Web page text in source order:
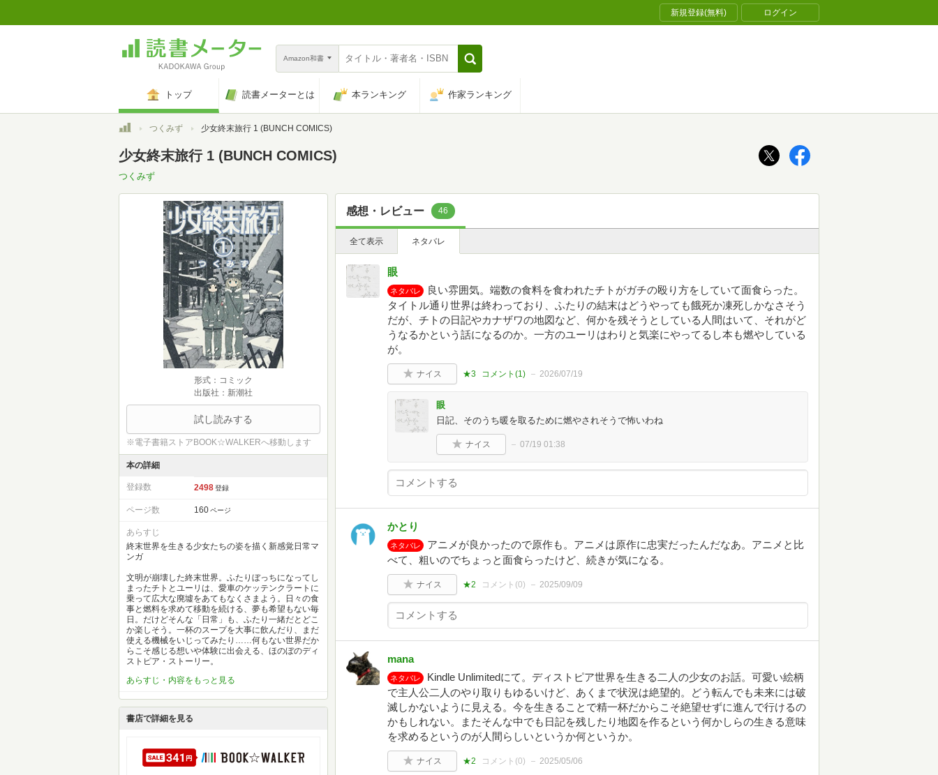
新規登録(無料) ログイン
Amazon和書
トップ 読書メーターとは 本ランキング 作家ランキング
トップつくみず 少女終末旅行 1 (BUNCH COMICS)
少女終末旅行 1 (BUNCH COMICS)
つくみず
形式：コミック
出版社：新潮社
試し読みする
※電子書籍ストアBOOK☆WALKERへ移動します
本の詳細
登録数 2498 登録
ページ数 160 ページ
あらすじ
終末世界を生きる少女たちの姿を描く新感覚日常マ
ンガ
文明が崩壊した終末世界。ふたりぼっちになってし
まったチトとユーリは、愛車のケッテンクラートに
乗って広大な廃墟をあてもなくさまよう。日々の食
事と燃料を求めて移動を続ける、夢も希望もない毎
日。だけどそんな「日常」も、ふたり一緒だとどこ
か楽しそう。一杯のスープを大事に飲んだり、まだ
使える機械をいじってみたり……何もない世界だか
らこそ感じる想いや体験に出会える、ほのぼのディ
ストピア・ストーリー。
あらすじ・内容をもっと見る
書店で詳細を見る
感想・レビュー 46
全て表示 ネタバレ
眼
ネタバレ
良い雰囲気。端数の食料を食われたチトがガチの殴り方をしていて面食らった。
タイトル通り世界は終わっており、ふたりの結末はどうやっても餓死か凍死しかなさそう
だが、チトの日記やカナザワの地図など、何かを残そうとしている人間はいて、それがど
うなるかという話になるのか。一方のユーリはわりと気楽にやってるし本も燃やしている
が。
ナイス ★3 コメント(1) 2026/07/19
眼
日記、そのうち暖を取るために燃やされそうで怖いわね
ナイス 07/19 01:38
かとり
ネタバレ
アニメが良かったので原作も。アニメは原作に忠実だったんだなあ。アニメと比
べて、粗いのでちょっと面食らったけど、続きが気になる。
ナイス ★2 コメント(0) 2025/09/09
mana
ネタバレ
Kindle Unlimitedにて。ディストピア世界を生きる二人の少女のお話。可愛い絵柄
で主人公二人のやり取りもゆるいけど、あくまで状況は絶望的。どう転んでも未来には破
滅しかないように見える。今を生きることで精一杯だからこそ絶望せずに進んで行けるの
かもしれない。またそんな中でも日記を残したり地図を作るという何かしらの生きる意味
を求めるというのが人間らしいというか何というか。
ナイス ★2 コメント(0) 2025/05/06